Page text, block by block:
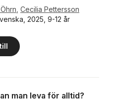
Cecilia Pettersson
2025, 9-12 år
man leva för alltid?